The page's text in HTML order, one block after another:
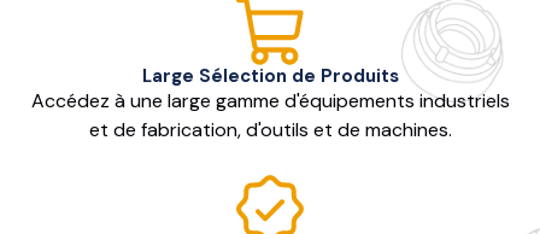
Large Sélection de Produits
Accédez à une large gamme d'équipements industriels
et de fabrication, d'outils et de machines.